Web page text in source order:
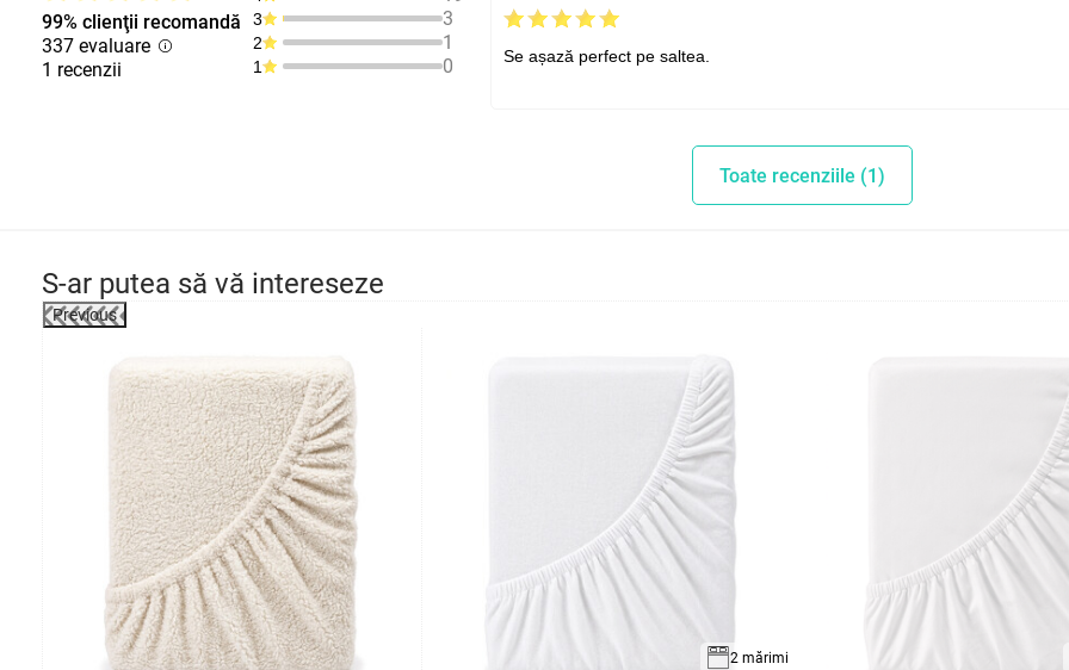
99% clienţii recomandă
337 evaluare
1 recenzii
3 3
2 1
1 0 Se așază perfect pe saltea.
Toate recenziile (1)
S-ar putea să vă intereseze
Previous
2 mărimi